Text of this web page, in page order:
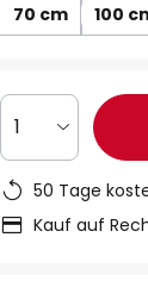
70 cm 100
1
50 Tage
Kauf auf